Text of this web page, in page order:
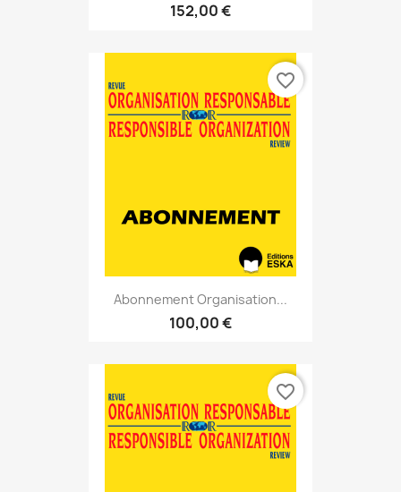
152,00 €
Abonnement Organisation...
100,00 €
favorite_border
favorite_border